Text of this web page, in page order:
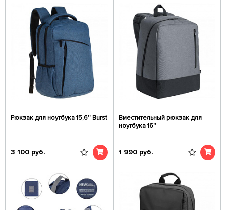
Рюкзак для ноутбука 15,6'' Burst
3 100 руб.
Вместительный рюкзак для
ноутбука 16''
1 990 руб.